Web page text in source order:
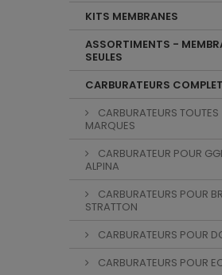
KITS MEMBRANES
ASSORTIMENTS -
SEULES
CARBURATEURS
CARBURATEURS TOUTES
MARQUES
CARBURATEUR POUR
ALPINA
CARBURATEURS POUR
STRATTON
CARBURATEURS POUR
CARBURATEURS POUR